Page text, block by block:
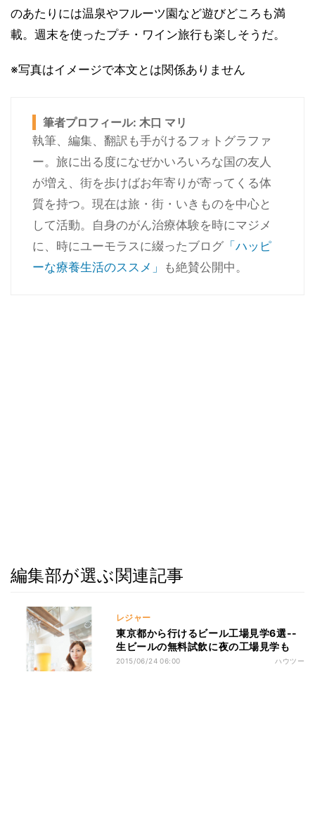
のあたりには温泉やフルーツ園など遊びどころも満
載。週末を使ったプチ・ワイン旅行も楽しそうだ。
※写真はイメージで本文とは関係ありません
筆者プロフィール: 木口 マリ
執筆、編集、翻訳も手がけるフォトグラファ
ー。旅に出る度になぜかいろいろな国の友人
が増え、街を歩けばお年寄りが寄ってくる体
質を持つ。現在は旅・街・いきものを中心と
して活動。自身のがん治療体験を時にマジメ
に、時にユーモラスに綴ったブログ 「ハッピ
ーな療養生活のススメ」
も絶賛公開中。
編集部が選ぶ関連記事
レジャー
東京都から行けるビール工場見学6選--
生ビールの無料試飲に夜の工場見学も
2015/06/24 06:00 ハウツー